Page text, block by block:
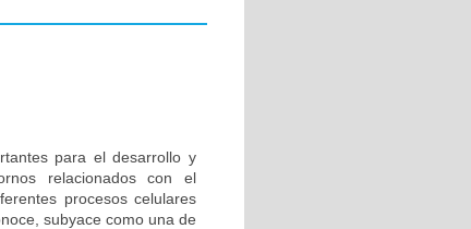
para el desarrollo y
relacionados con el
procesos celulares
subyace como una de